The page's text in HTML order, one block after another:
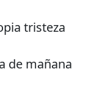
tristeza
de mañana